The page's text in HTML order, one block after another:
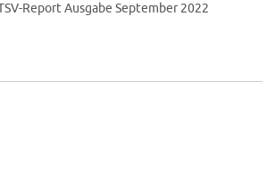
Report Ausgabe September 2022